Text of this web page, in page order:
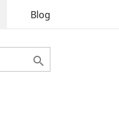
Blog
